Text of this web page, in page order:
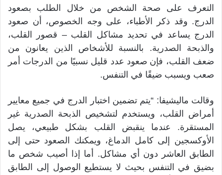
التعرف على صحة الشخص من خلال الطلب بصعود
الدرج. وقد ذكر الأطباء، على وجه الخصوص، أن صعود
الدرج يساعد في تحديد مشاكل القلب – قصور القلب،
والذبحة الصدرية. بالنسبة للأشخاص الذين يعانون من
ضعف القلب، فإن صعود عدد قليل نسبيًا من الدرجات أمر
صعب ويسبب ضيقًا في التنفس.
وقالت ماليشيفا: “يتم تضمين اختبار الدرج في جميع معايير
أمراض القلب، ويستخدم لتشخيص الذبحة الصدرية غير
المستقرة. عندما ينقبض القلب بشكل طبيعي، يصل
الأوكسجين إلى كامل الدماغ، ويمكنك الصعود حتى إلى
الطابق العاشر دون أي مشاكل. أما إذا أصيب شخص ما
بضيق في التنفس بحيث لا يستطيع الوصول إلى الطابق